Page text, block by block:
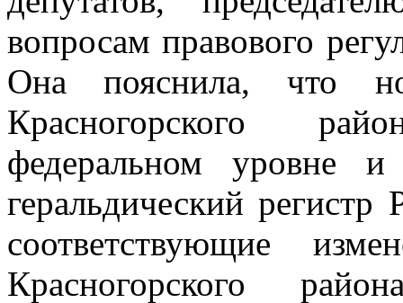
вопросам правового
Она пояснила, что
Красногорского
федеральном уровне и
геральдический
соответствующие
Красногорского